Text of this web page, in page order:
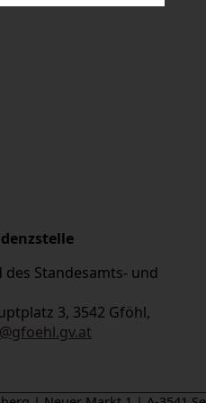
Standesamts- und
3, 3542 Gföhl,